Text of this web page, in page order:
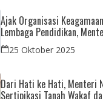
Ajak Organisasi
Lembaga Pendidikan,
Sebagai Early Warning
25 Oktober 2025
Dari Hati ke Hati, Menteri
Sertipikasi Tanah Wakaf